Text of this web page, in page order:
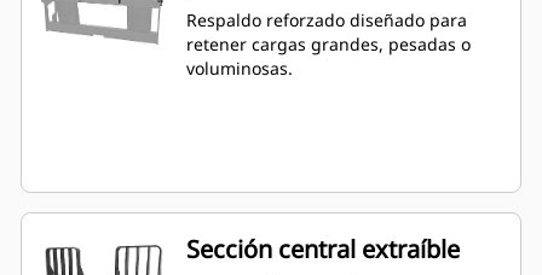
Respaldo reforzado diseñado para
retener cargas grandes, pesadas o
voluminosas.
Sección central extraíble